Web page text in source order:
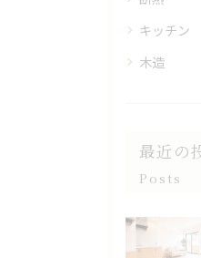
キッチン
木造
最近の
Posts